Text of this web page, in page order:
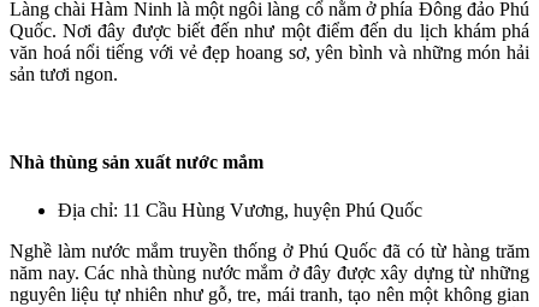
Làng chài Hàm Ninh là một ngôi làng cổ nằm ở phía Đông đảo Phú
Quốc. Nơi đây được biết đến như một điểm đến du lịch khám phá
văn hoá nổi tiếng với vẻ đẹp hoang sơ, yên bình và những món hải
sản tươi ngon.
Nhà thùng sản xuất nước mắm
Địa chỉ: 11 Cầu Hùng Vương, huyện Phú Quốc
Nghề làm nước mắm truyền thống ở Phú Quốc đã có từ hàng trăm
năm nay. Các nhà thùng nước mắm ở đây được xây dựng từ những
nguyên liệu tự nhiên như gỗ, tre, mái tranh, tạo nên một không gian